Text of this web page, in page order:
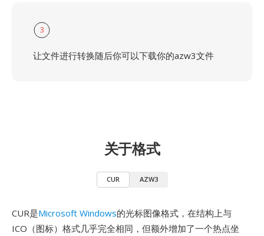
3
让文件进行转换随后你可以下载你的azw3文件
关于格式
CUR AZW3
CUR是Microsoft Windows的光标图像格式，在结构上与
ICO（图标）格式几乎完全相同，但额外增加了一个热点坐